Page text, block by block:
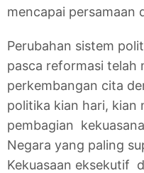
mencapai persamaan
Perubahan sistem
pasca reformasi telah
perkembangan cita
politika kian hari, kian
pembagian
Negara yang paling
Kekuasaan eksekutif